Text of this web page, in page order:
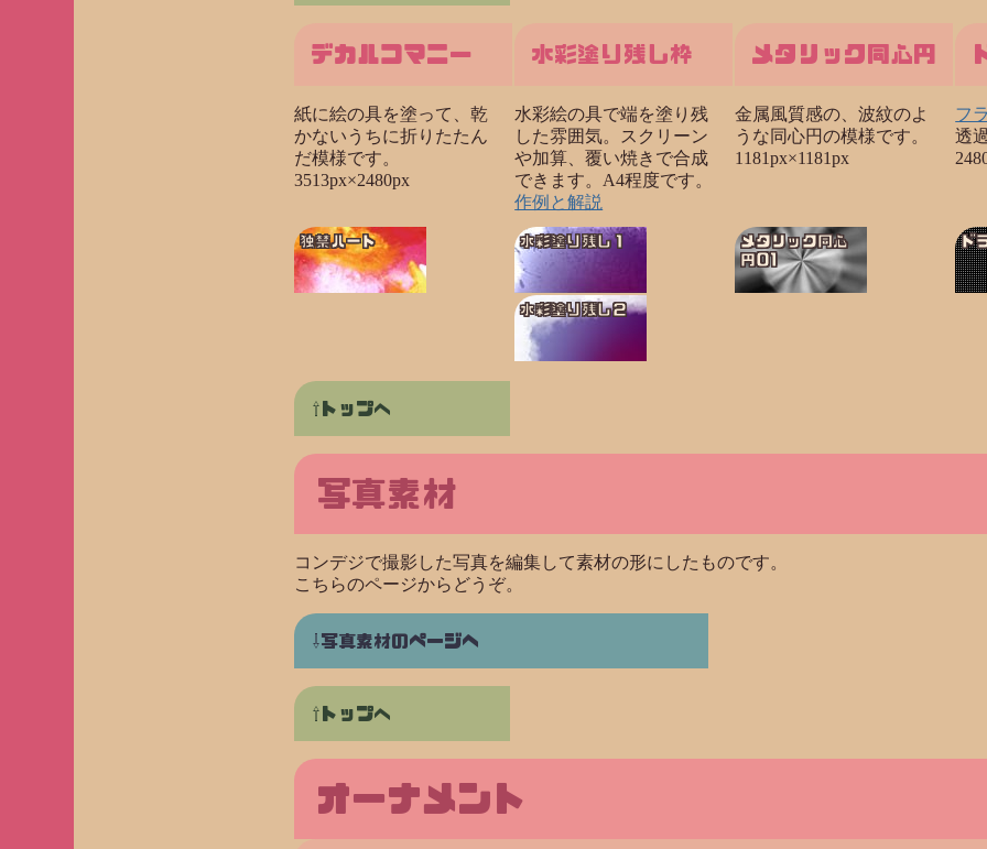
デカルコマニー
紙に絵の具を塗って、乾
かないうちに折りたたん
だ模様です。
3513px×2480px
独禁ハート
水彩塗り残し枠
水彩絵の具で端を塗り残
した雰囲気。スクリーン
や加算、覆い焼きで合成
できます。A4程度です。
作例と解説
水彩塗り残し１
水彩塗り残し２
メタリック同心円
金属風質感の、波紋のよ
うな同心円の模様です。
1181px×1181px
メタリック同心
円01
フ
透
ド
トップへ
写真素材
コンデジで撮影した写真を編集して素材の形にしたものです。
こちらのページからどうぞ。
写真素材のページヘ
トップへ
オーナメント